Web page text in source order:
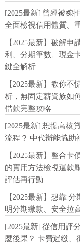
[2025最新] 曾經被婉
全面檢視信用體質、
【2025最新】破解
利、分期筆數、現金
鍵全解析
【2025最新】教你
析，無固定薪資族如
借款完整攻略
[2025最新] 想提高核
流程？ 中代辦能協助
【2025最新】整合
的實用方法檢視還款
評估再行動
【2025最新】想靠
明分期繳款、安全拉
[2025最新] 從信用評
麼後果？ 卡費遲繳、